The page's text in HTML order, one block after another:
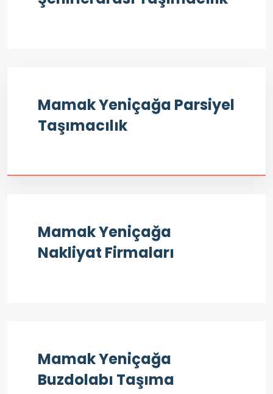
Mamak Yeniçağa Parsiyel
Taşımacılık
Mamak Yeniçağa
Nakliyat Firmaları
Mamak Yeniçağa
Buzdolabı Taşıma